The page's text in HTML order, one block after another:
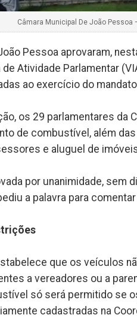
Câmara Municipal De João
Pessoa aprovaram,
Atividade Parlamentar
ao exercício do
os 29 parlamentares da
de combustível, além
e aluguel de
por unanimidade, sem
a palavra para
que os veículos
a vereadores ou a
só será permitido se
cadastradas na